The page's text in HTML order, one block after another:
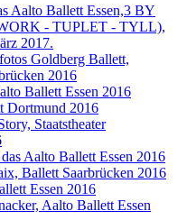
Aalto Ballett Essen,3 BY
- TUPLET - TYLL),
2017.
Goldberg Ballett,
2016
Ballett Essen 2016
Dortmund 2016
Staatstheater
Aalto Ballett Essen 2016
Ballett Saarbrücken 2016
Essen 2016
Aalto Ballett Essen